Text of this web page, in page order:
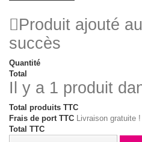
Produit ajouté
succès
Quantité
Total
Il y a 1 produit
Total produits TTC
Frais de port TTC Livraison gratuite !
Total TTC